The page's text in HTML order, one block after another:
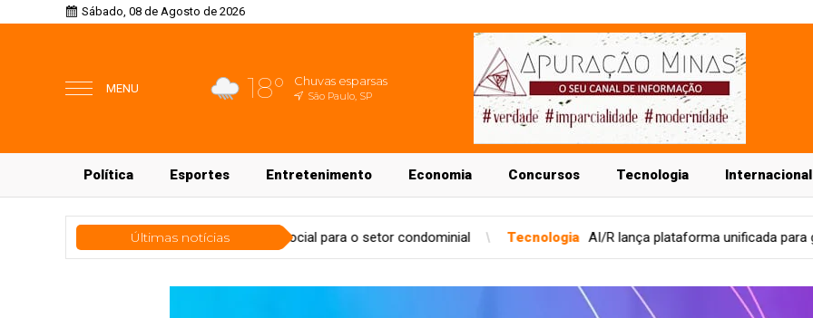
Sábado, 08 de Agosto de 2026
MENU 18° Chuvas esparsas
São Paulo, SP
Política Esportes Entretenimento Economia Concursos Tecnologia Internacional
Últimas notícias
lança primeira rede social para o setor condominial Tecnologia AI/R lança plataforma unificada para governança de IA